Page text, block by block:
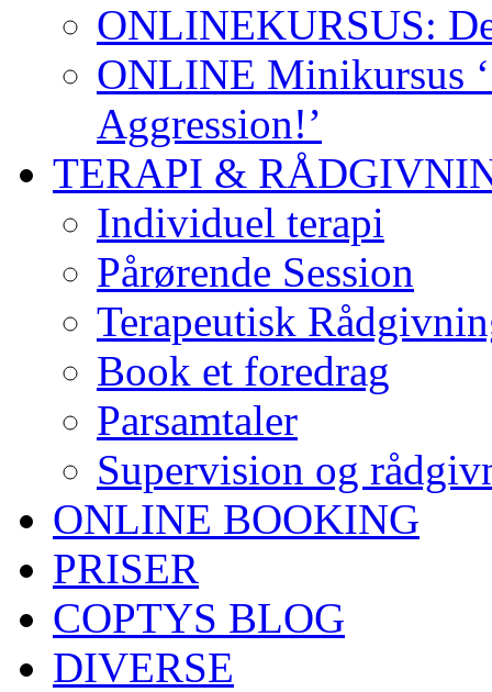
ONLINEKURSUS:
ONLINE Minikursus
Aggression!’
TERAPI &
Individuel terapi
Pårørende Session
Terapeutisk
Book et foredrag
Parsamtaler
Supervision og
ONLINE BOOKING
PRISER
COPTYS BLOG
DIVERSE